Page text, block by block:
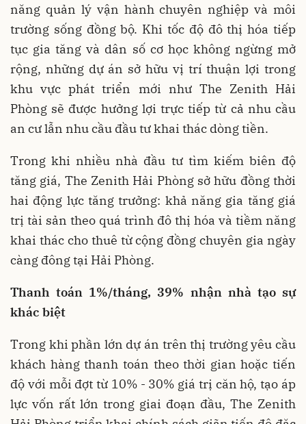
năng quản lý vận hành chuyên nghiệp và môi
trường sống đồng bộ. Khi tốc độ đô thị hóa tiếp
tục gia tăng và dân số cơ học không ngừng mở
rộng, những dự án sở hữu vị trí thuận lợi trong
khu vực phát triển mới như The Zenith Hải
Phòng sẽ được hưởng lợi trực tiếp từ cả nhu cầu
an cư lẫn nhu cầu đầu tư khai thác dòng tiền.
Trong khi nhiều nhà đầu tư tìm kiếm biên độ
tăng giá, The Zenith Hải Phòng sở hữu đồng thời
hai động lực tăng trưởng: khả năng gia tăng giá
trị tài sản theo quá trình đô thị hóa và tiềm năng
khai thác cho thuê từ cộng đồng chuyên gia ngày
càng đông tại Hải Phòng.
Thanh toán 1%/tháng, 39% nhận nhà tạo sự
khác biệt
Trong khi phần lớn dự án trên thị trường yêu cầu
khách hàng thanh toán theo thời gian hoặc tiến
độ với mỗi đợt từ 10% - 30% giá trị căn hộ, tạo áp
lực vốn rất lớn trong giai đoạn đầu, The Zenith